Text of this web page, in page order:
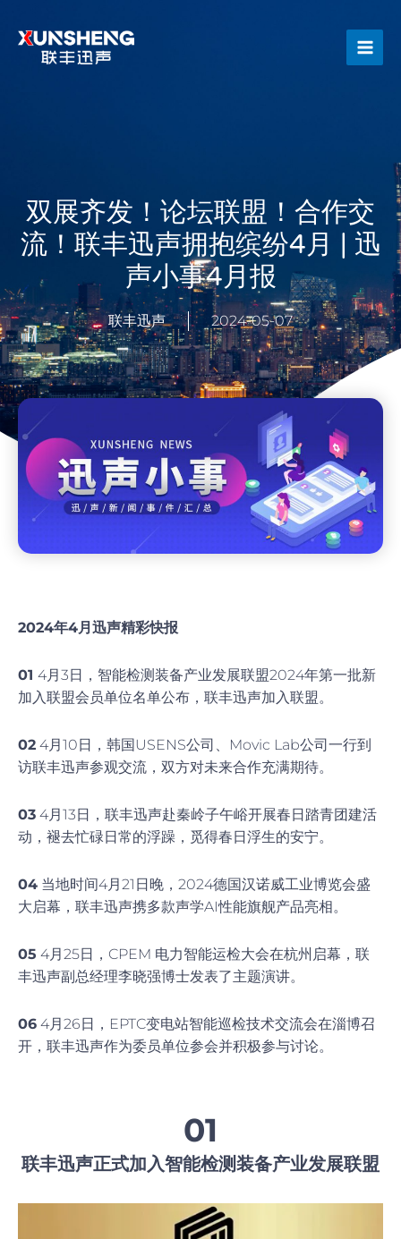
双展齐发！论坛联盟！合作交
流！联丰迅声拥抱缤纷4月 | 迅
声小事4月报
联丰迅声 2024-05-07
2024年4月迅声精彩快报
01 4月3日，智能检测装备产业发展联盟2024年第一批新
加入联盟会员单位名单公布，联丰迅声加入联盟。
02 4月10日，韩国USENS公司、Movic Lab公司一行到
访联丰迅声参观交流，双方对未来合作充满期待。
03 4月13日，联丰迅声赴秦岭子午峪开展春日踏青团建活
动，褪去忙碌日常的浮躁，觅得春日浮生的安宁。
04 当地时间4月21日晚，2024德国汉诺威工业博览会盛
大启幕，联丰迅声携多款声学AI性能旗舰产品亮相。
05 4月25日，CPEM 电力智能运检大会在杭州启幕，联
丰迅声副总经理李晓强博士发表了主题演讲。
06 4月26日，EPTC变电站智能巡检技术交流会在淄博召
开，联丰迅声作为委员单位参会并积极参与讨论。
01
联丰迅声正式加入智能检测装备产业发展联盟